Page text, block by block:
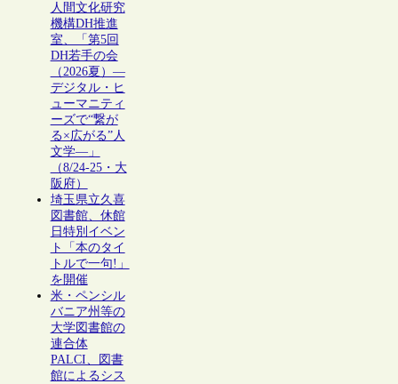
人間文化研究
機構DH推進
室、「第5回
DH若手の会
（2026夏）―
デジタル・ヒ
ューマニティ
ーズで“繋が
る×広がる”人
文学―」
（8/24-25・大
阪府）
埼玉県立久喜
図書館、休館
日特別イベン
ト「本のタイ
トルで一句!」
を開催
米・ペンシル
バニア州等の
大学図書館の
連合体
PALCI、図書
館によるシス